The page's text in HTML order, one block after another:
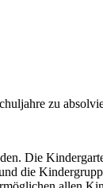
zu
Die
die